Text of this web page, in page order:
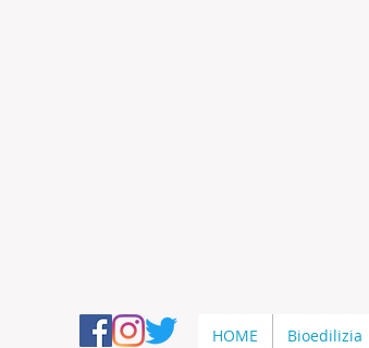
HOME Bioedilizia